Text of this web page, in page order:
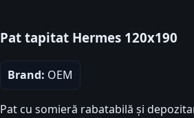
Pat tapitat Hermes 120x190
Brand: OEM
Pat cu somieră rabatabilă și